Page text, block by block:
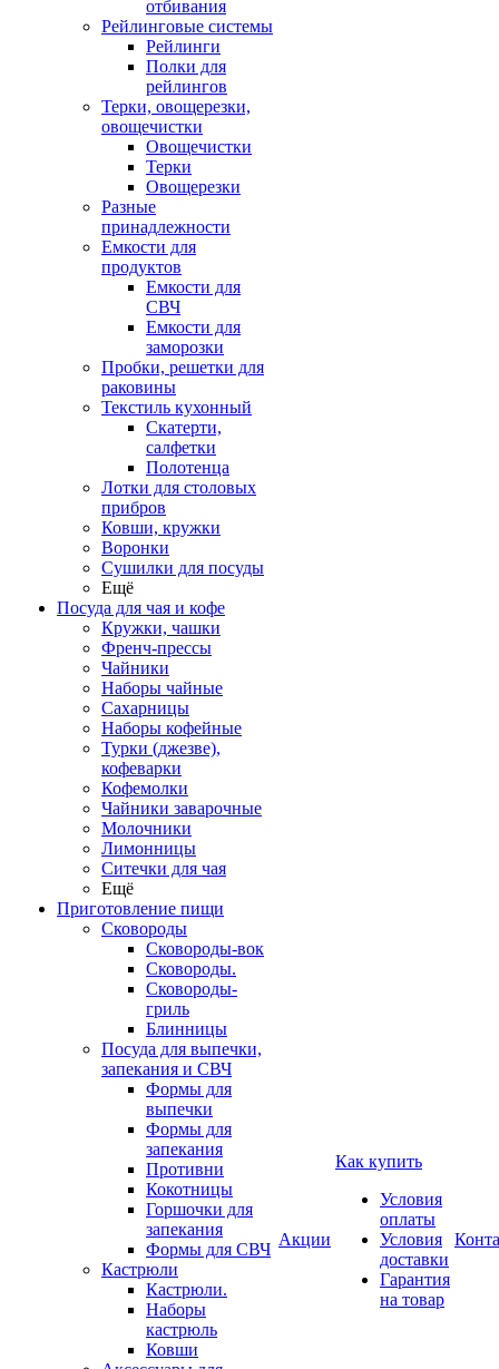
отбивания
Рейлинговые системы
Рейлинги
Полки для
рейлингов
Терки, овощерезки,
овощечистки
Овощечистки
Терки
Овощерезки
Разные
принадлежности
Емкости для
продуктов
Емкости для
СВЧ
Емкости для
заморозки
Пробки, решетки для
раковины
Текстиль кухонный
Скатерти,
салфетки
Полотенца
Лотки для столовых
прибров
Ковши, кружки
Воронки
Сушилки для посуды
Ещё
Посуда для чая и кофе
Кружки, чашки
Френч-прессы
Чайники
Наборы чайные
Сахарницы
Наборы кофейные
Турки (джезве),
кофеварки
Кофемолки
Чайники заварочные
Молочники
Лимонницы
Ситечки для чая
Ещё
Приготовление пищи
Сковороды
Сковороды-вок
Сковороды.
Сковороды-
гриль
Блинницы
Посуда для выпечки,
запекания и СВЧ
Формы для
выпечки
Формы для
запекания
Противни
Кокотницы
Горшочки для
запекания
Формы для СВЧ
Кастрюли
Кастрюли.
Наборы
кастрюль
Ковши
Акции
Как купить
Условия
оплаты
Условия
доставки
Гарантия
на товар